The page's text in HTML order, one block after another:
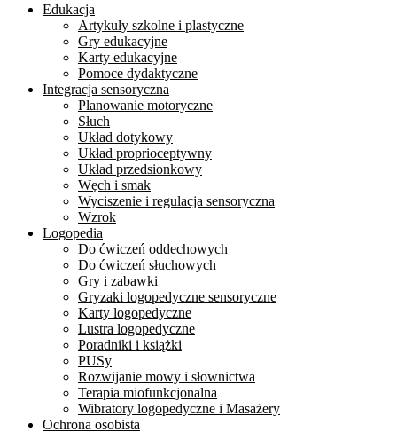
Edukacja
Artykuły szkolne i plastyczne
Gry edukacyjne
Karty edukacyjne
Pomoce dydaktyczne
Integracja sensoryczna
Planowanie motoryczne
Słuch
Układ dotykowy
Układ proprioceptywny
Układ przedsionkowy
Węch i smak
Wyciszenie i regulacja sensoryczna
Wzrok
Logopedia
Do ćwiczeń oddechowych
Do ćwiczeń słuchowych
Gry i zabawki
Gryzaki logopedyczne sensoryczne
Karty logopedyczne
Lustra logopedyczne
Poradniki i książki
PUSy
Rozwijanie mowy i słownictwa
Terapia miofunkcjonalna
Wibratory logopedyczne i Masażery
Ochrona osobista